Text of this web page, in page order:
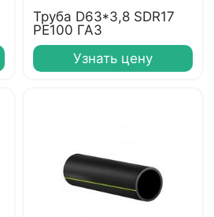
Труба D63*3,8 SDR17
PE100 ГАЗ
Узнать цену